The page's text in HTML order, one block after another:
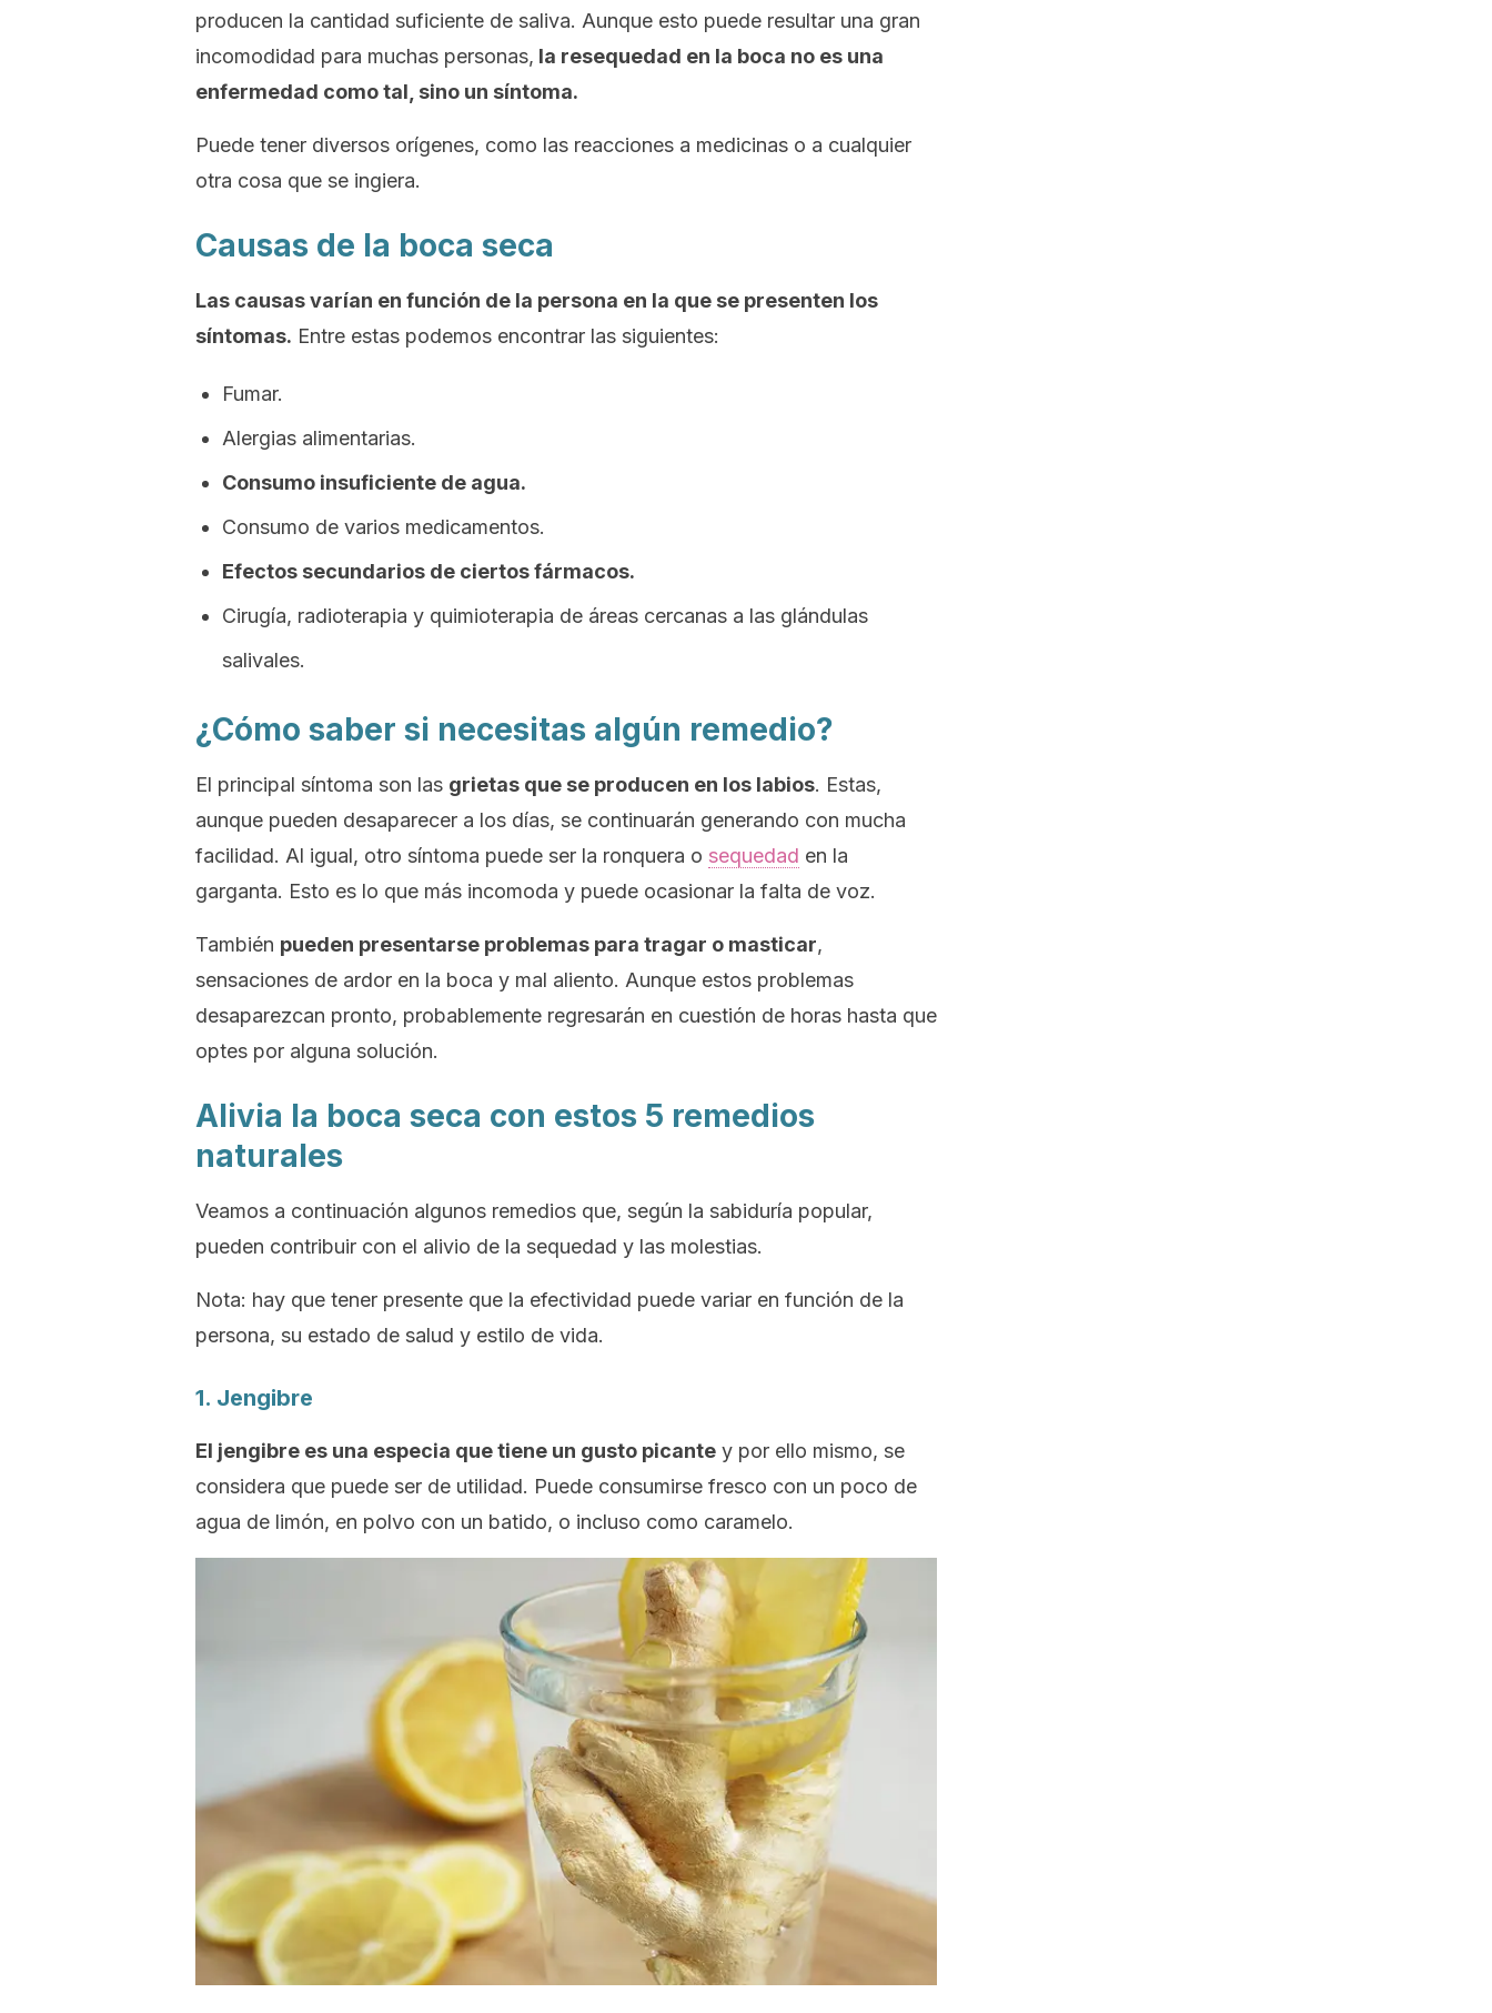
producen la cantidad suficiente de saliva. Aunque esto puede resultar una gran
incomodidad para muchas personas, la resequedad en la boca no es una
enfermedad como tal, sino un síntoma.
Puede tener diversos orígenes, como las reacciones a medicinas o a cualquier
otra cosa que se ingiera.
Causas de la boca seca
Las causas varían en función de la persona en la que se presenten los
síntomas. Entre estas podemos encontrar las siguientes:
Fumar.
Alergias alimentarias.
Consumo insuficiente de agua.
Consumo de varios medicamentos.
Efectos secundarios de ciertos fármacos.
Cirugía, radioterapia y quimioterapia de áreas cercanas a las glándulas
salivales.
¿Cómo saber si necesitas algún remedio?
El principal síntoma son las grietas que se producen en los labios. Estas,
aunque pueden desaparecer a los días, se continuarán generando con mucha
facilidad. Al igual, otro síntoma puede ser la ronquera o sequedad en la
garganta. Esto es lo que más incomoda y puede ocasionar la falta de voz.
También pueden presentarse problemas para tragar o masticar,
sensaciones de ardor en la boca y mal aliento. Aunque estos problemas
desaparezcan pronto, probablemente regresarán en cuestión de horas hasta que
optes por alguna solución.
Alivia la boca seca con estos 5 remedios
naturales
Veamos a continuación algunos remedios que, según la sabiduría popular,
pueden contribuir con el alivio de la sequedad y las molestias.
Nota: hay que tener presente que la efectividad puede variar en función de la
persona, su estado de salud y estilo de vida.
1. Jengibre
El jengibre es una especia que tiene un gusto picante y por ello mismo, se
considera que puede ser de utilidad. Puede consumirse fresco con un poco de
agua de limón, en polvo con un batido, o incluso como caramelo.